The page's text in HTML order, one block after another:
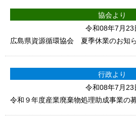
協会より
令和08年7月23
広島県資源循環協会 夏季休業のお知
行政より
令和08年7月23
令和９年度産業廃棄物処理助成事業の